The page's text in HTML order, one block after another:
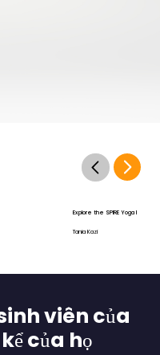
viên của
của họ
Explore the SPIRE Yoga Program
Tania Kazi